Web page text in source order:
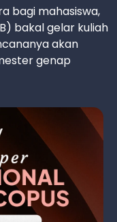
bagi mahasiswa,
bakal gelar kuliah
akan
genap